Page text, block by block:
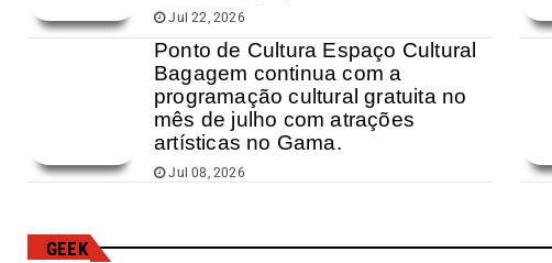
Jul 22, 2026
Ponto de Cultura Espaço Cultural
Bagagem continua com a
programação cultural gratuita no
mês de julho com atrações
artísticas no Gama.
Jul 08, 2026
GEEK